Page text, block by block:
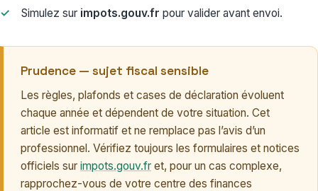
Simulez sur impots.gouv.fr pour valider avant envoi.
Prudence — sujet fiscal sensible
Les règles, plafonds et cases de déclaration évoluent
chaque année et dépendent de votre situation. Cet
article est informatif et ne remplace pas l’avis d’un
professionnel. Vérifiez toujours les formulaires et notices
officiels sur impots.gouv.fr et, pour un cas complexe,
rapprochez-vous de votre centre des finances